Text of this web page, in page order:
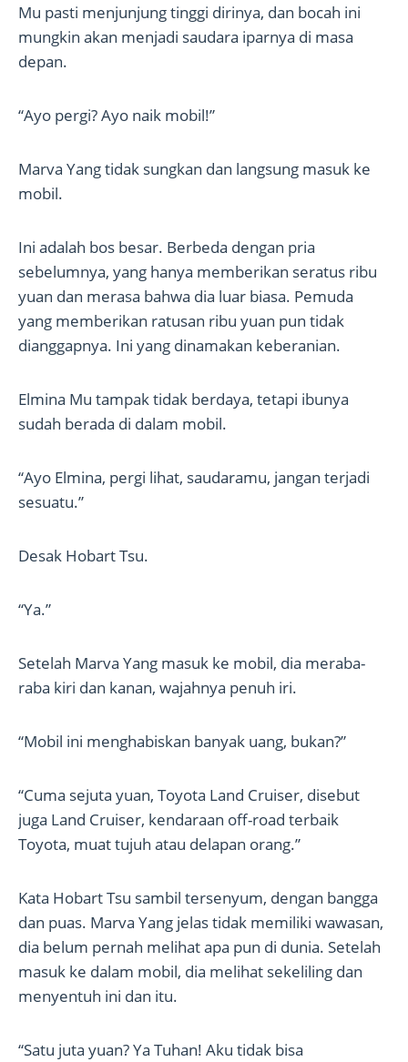
Mu pasti menjunjung tinggi dirinya, dan bocah ini
mungkin akan menjadi saudara iparnya di masa
depan.
“Ayo pergi? Ayo naik mobil!”
Marva Yang tidak sungkan dan langsung masuk ke
mobil.
Ini adalah bos besar. Berbeda dengan pria
sebelumnya, yang hanya memberikan seratus ribu
yuan dan merasa bahwa dia luar biasa. Pemuda
yang memberikan ratusan ribu yuan pun tidak
dianggapnya. Ini yang dinamakan keberanian.
Elmina Mu tampak tidak berdaya, tetapi ibunya
sudah berada di dalam mobil.
“Ayo Elmina, pergi lihat, saudaramu, jangan terjadi
sesuatu.”
Desak Hobart Tsu.
“Ya.”
Setelah Marva Yang masuk ke mobil, dia meraba-
raba kiri dan kanan, wajahnya penuh iri.
“Mobil ini menghabiskan banyak uang, bukan?”
“Cuma sejuta yuan, Toyota Land Cruiser, disebut
juga Land Cruiser, kendaraan off-road terbaik
Toyota, muat tujuh atau delapan orang.”
Kata Hobart Tsu sambil tersenyum, dengan bangga
dan puas. Marva Yang jelas tidak memiliki wawasan,
dia belum pernah melihat apa pun di dunia. Setelah
masuk ke dalam mobil, dia melihat sekeliling dan
menyentuh ini dan itu.
“Satu juta yuan? Ya Tuhan! Aku tidak bisa